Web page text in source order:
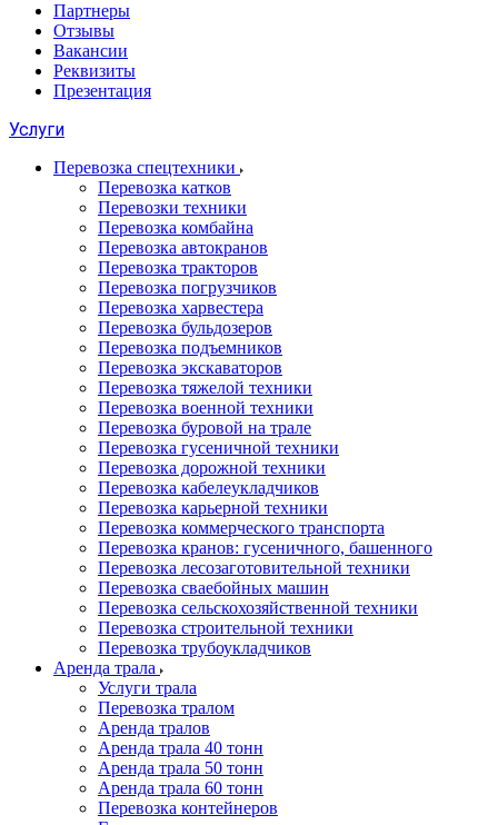
Партнеры
Отзывы
Вакансии
Реквизиты
Презентация
Услуги
Перевозка спецтехники
Перевозка катков
Перевозки техники
Перевозка комбайна
Перевозка автокранов
Перевозка тракторов
Перевозка погрузчиков
Перевозка харвестера
Перевозка бульдозеров
Перевозка подъемников
Перевозка экскаваторов
Перевозка тяжелой техники
Перевозка военной техники
Перевозка буровой на трале
Перевозка гусеничной техники
Перевозка дорожной техники
Перевозка кабелеукладчиков
Перевозка карьерной техники
Перевозка коммерческого транспорта
Перевозка кранов: гусеничного, башенного
Перевозка лесозаготовительной техники
Перевозка сваебойных машин
Перевозка сельскохозяйственной техники
Перевозка строительной техники
Перевозка трубоукладчиков
Аренда трала
Услуги трала
Перевозка тралом
Аренда тралов
Аренда трала 40 тонн
Аренда трала 50 тонн
Аренда трала 60 тонн
Перевозка контейнеров